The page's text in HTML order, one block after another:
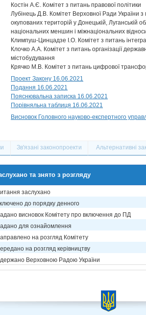
Костін А.Є. Комітет з питань правової політики
Лубінець Д.В. Комітет Верховної Ради України
окупованих територій у Донецькій, Луганській
національних меншин і міжнаціональних
Климпуш-Цинцадзе І.О. Комітет з питань
Клочко А.А. Комітет з питань організації
містобудування
Крячко М.В. Комітет з питань цифрової
Проект Закону 16.06.2021
Подання 16.06.2021
Пояснювальна записка 16.06.2021
Порівняльна таблиця 16.06.2021
Висновок Головного науково-експертного
Зв'язані законопроекти Альтернативні
та знято з розгляду
заслухано
до порядку денного
висновок Комітету про включення до ПД
для ознайомлення
на розгляд Комітету
на розгляд керівництву
Верховною Радою України